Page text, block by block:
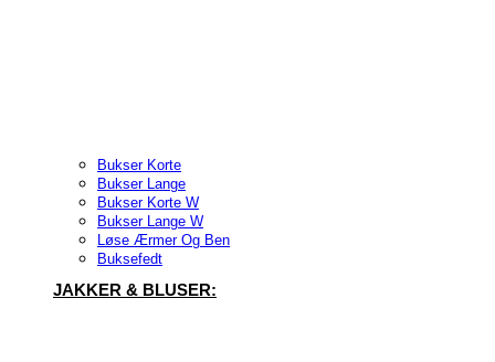
Bukser Korte
Bukser Lange
Bukser Korte W
Bukser Lange W
Løse Ærmer Og Ben
Buksefedt
JAKKER & BLUSER: